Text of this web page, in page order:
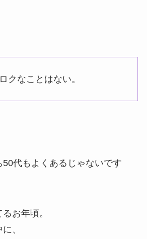
クなことはない。
代もよくあるじゃないです
お年頃。
、